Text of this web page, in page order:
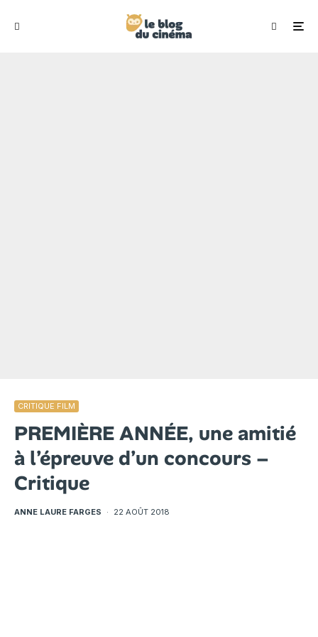
CRITIQUE FILM
PREMIÈRE ANNÉE, une amitié
à l’épreuve d’un concours –
Critique
ANNE LAURE FARGES · 22 AOÛT 2018